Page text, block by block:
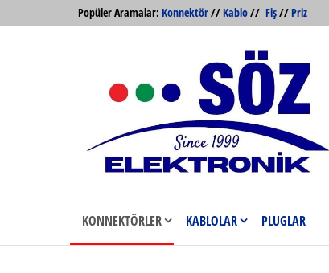
atla
Popüler Aramalar: Konnektör//Kablo// Fiş//Priz
Elektronik
Konnektör
Elektronik
KONNEKTÖRLER KABLOLAR PLUGLAR